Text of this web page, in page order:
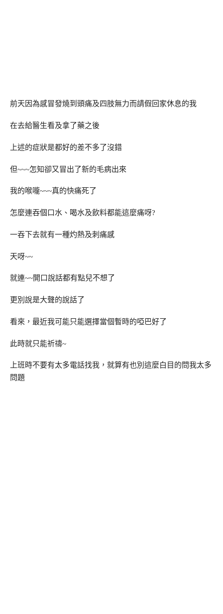
前天因為感冒發燒到頭痛及四肢無力而請假回家休息的我
在去給醫生看及拿了藥之後
上述的症狀是都好的差不多了沒錯
但~~~怎知卻又冒出了新的毛病出來
我的喉嚨~~~真的快痛死了
怎麼連吞個口水、喝水及飲料都能這麼痛呀?
一吞下去就有一種灼熱及刺痛感
天呀~~
就連~~開口說話都有點兒不想了
更別說是大聲的說話了
看來，最近我可能只能選擇當個暫時的啞巴好了
此時就只能祈禱~
上班時不要有太多電話找我，就算有也別這麼白目的問我太多
問題